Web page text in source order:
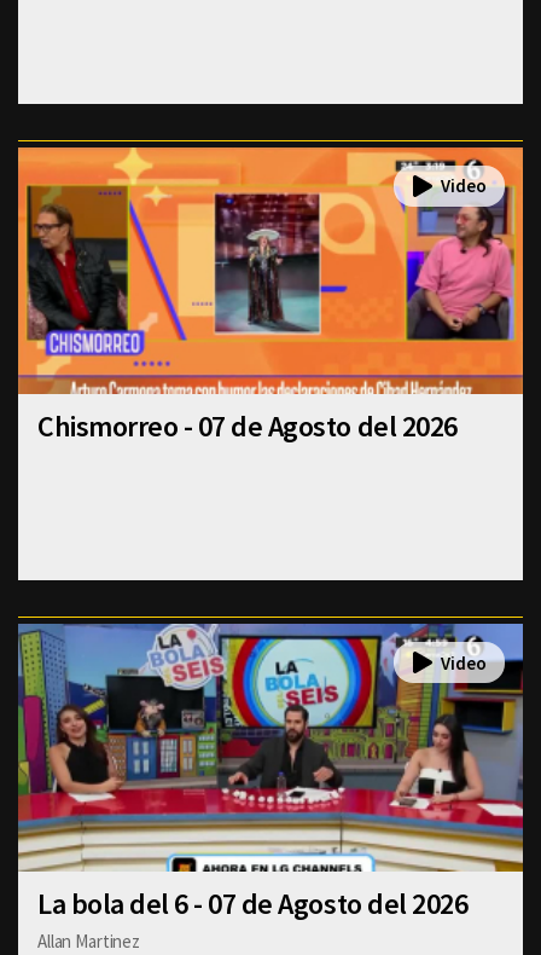
Chismorreo - 07 de Agosto del 2026
La bola del 6 - 07 de Agosto del 2026
Allan Martinez